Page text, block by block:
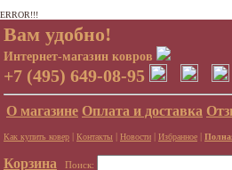
ERROR!!!
Вам удобно!
Интернет-магазин ковров
+7 (495) 649-08-95
О магазине Оплата и доставка
Как купить ковер | Контакты | Новости | Избранное |
Корзина Поиск: